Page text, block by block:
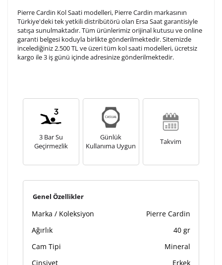
1. Satır
10/ 10
2. Satır
10/ 10
Lütfen font seçiniz
Kişiselleştirilmiş ürünlerin teslim süresi gravür işleme
tamamlandıktan sonra siparişiniz kargoya verilecektir.
ürünlerde
Pierre Cardin Kol Saati modelleri, Pierre Cardin markasının
Türkiye'deki tek yetkili distribütörü olan Ersa Saat garantisiyle
satışa sunulmaktadır. Tüm ürünlerimiz orijinal kutusu ve online
garanti belgesi koduyla birlikte gönderilmektedir. Sitemizde
incelediğiniz 2.500 TL ve üzeri tüm kol saati modelleri, ücretsiz
kargo ile 3 iş günü içinde adresinize gönderilmektedir.
3 Bar Su
Geçirmezlik
Günlük
Kullanıma Uygun
Takvim
Genel Özellikler
Marka / Koleksiyon
Pierre Cardin
Ağırlık
40 gr
Cam Tipi
Mineral
Cinsiyet
Erkek